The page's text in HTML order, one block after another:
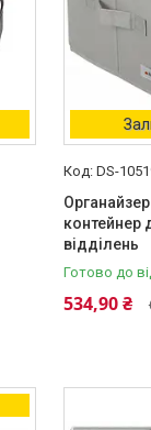
DS-
контейнер
відділень
Готово до
534,90 ₴